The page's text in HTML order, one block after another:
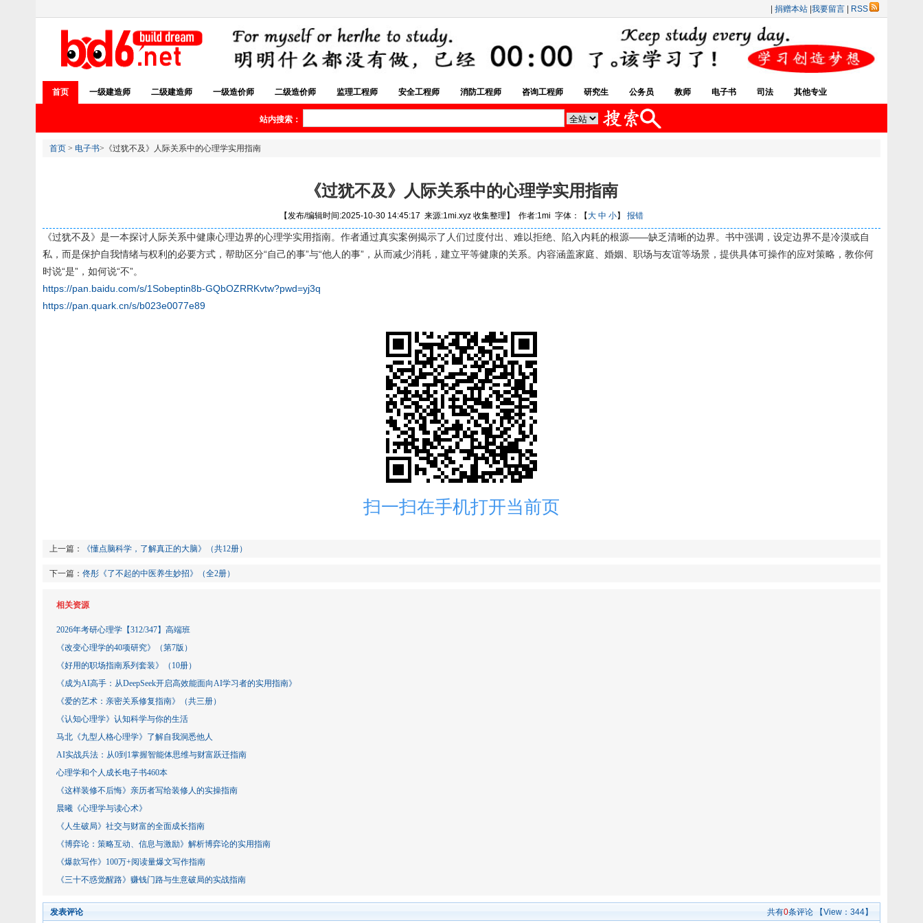
捐赠本站 我要留言 RSS
首页 一级建造师 二级建造师 一级造价师 二级造价师 监理工程师 安全工程师 消防工程师 咨询工程师 研究生 公务员 教师 电子书 司法 其他专业
站内搜索：
首页 > 电子书>《过犹不及》人际关系中的心理学实用指南
《过犹不及》人际关系中的心理学实用指南
【发布/编辑时间:2025-10-30 14:45:17 来源:1mi.xyz 收集整理】 作者:1mi 字体：【大 中 小】 报错
《过犹不及》是一本探讨人际关系中健康心理边界的心理学实用指南。作者通过真实案例揭示了人们过度付出、难以拒绝、陷入内耗的根源——缺乏清晰的边界。书中强调，设定边界不是冷漠或自
私，而是保护自我情绪与权利的必要方式，帮助区分“自己的事”与“他人的事”，从而减少消耗，建立平等健康的关系。内容涵盖家庭、婚姻、职场与友谊等场景，提供具体可操作的应对策略，教你何
时说“是”，如何说“不”。
https://pan.baidu.com/s/1Sobeptin8b-GQbOZRRKvtw?pwd=yj3q
https://pan.quark.cn/s/b023e0077e89
扫一扫在手机打开当前页
上一篇： 《懂点脑科学，了解真正的大脑》（共12册）
下一篇： 佟彤《了不起的中医养生妙招》（全2册）
相关资源
2026年考研心理学【312/347】高端班
《改变心理学的40项研究》（第7版）
《好用的职场指南系列套装》（10册）
《成为AI高手：从DeepSeek开启高效能面向AI学习者的实用指南》
《爱的艺术：亲密关系修复指南》（共三册）
《认知心理学》认知科学与你的生活
马北《九型人格心理学》了解自我洞悉他人
AI实战兵法：从0到1掌握智能体思维与财富跃迁指南
心理学和个人成长电子书460本
《这样装修不后悔》亲历者写给装修人的实操指南
晨曦《心理学与读心术》
《人生破局》社交与财富的全面成长指南
《博弈论：策略互动、信息与激励》解析博弈论的实用指南
《爆款写作》100万+阅读量爆文写作指南
《三十不惑觉醒路》赚钱门路与生意破局的实战指南
发表评论 共有0条评论 【View： 344】